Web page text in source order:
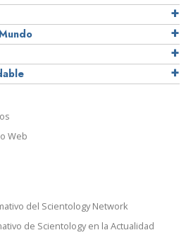
Web
del Scientology Network
de Scientology en la Actualidad